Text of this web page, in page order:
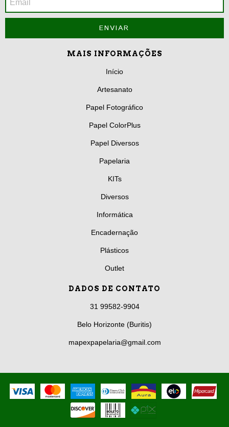
MAIS INFORMAÇÕES
Início
Artesanato
Papel Fotográfico
Papel ColorPlus
Papel Diversos
Papelaria
KITs
Diversos
Informática
Encadernação
Plásticos
Outlet
DADOS DE CONTATO
31 99582-9904
Belo Horizonte (Buritis)
mapexpapelaria@gmail.com